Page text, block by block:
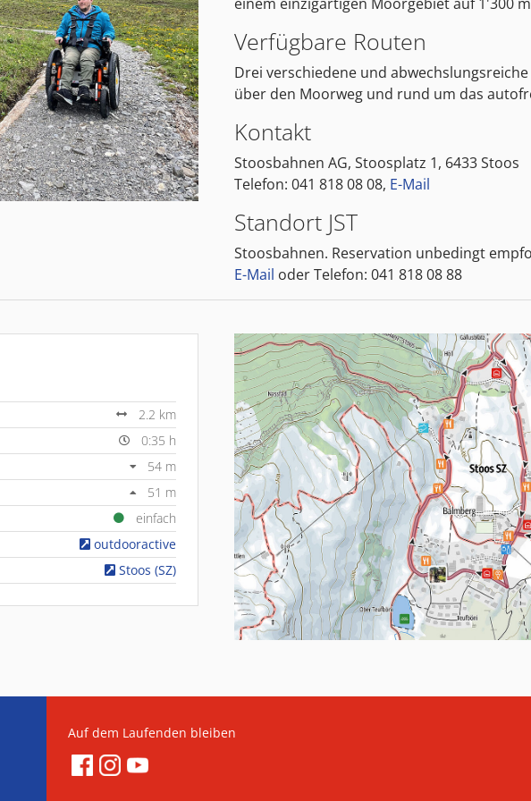
Verfügbare Routen
Drei verschiedene und
über den Moorweg und rund um das
Kontakt
Stoosbahnen AG, Stoosplatz 1, 6433 Stoos
Telefon: 041 818 08 08, E-Mail
Standort JST
Stoosbahnen. Reservation unbedingt
E-Mail oder Telefon: 041 818 08 88
2.2 km
0:35 h
54 m
51 m
einfach
outdooractive
Stoos (SZ)
Auf dem Laufenden bleiben